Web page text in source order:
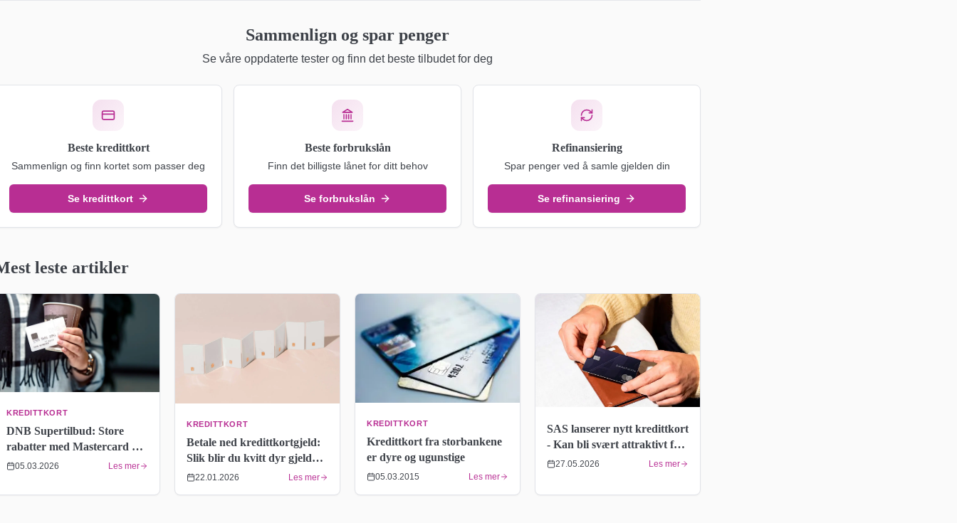
Sammenlign og spar penger
Se våre oppdaterte tester og finn det beste tilbudet for deg
Beste kredittkort
Sammenlign og finn kortet som passer deg
Se kredittkort
Beste forbrukslån
Finn det billigste lånet for ditt behov
Se forbrukslån
Refinansiering
Spar penger ved å samle gjelden din
Se refinansiering
leste artikler
KREDITTKORT
DNB Supertilbud: Store
rabatter med Mastercard –
Full historikk 2015–2026
05.03.2026 Les mer
KREDITTKORT
Betale ned kredittkortgjeld:
Slik blir du kvitt dyr gjeld
raskere
22.01.2026 Les mer
KREDITTKORT
Kredittkort fra storbankene
er dyre og ugunstige
05.03.2015 Les mer
SAS lanserer nytt kredittkort
- Kan bli svært attraktivt for
bedrifter
27.05.2026 Les mer